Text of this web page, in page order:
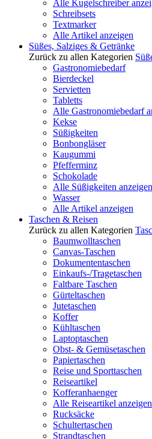
Alle Kugelschreiber
Schreibsets
Textmarker
Alle Artikel anzeigen
Süßes, Salziges & Getränke
Zurück zu allen Kategorien
Gastronomiebedarf
Bierdeckel
Servietten
Tabletts
Alle Gastronomiebedarf
Kekse
Süßigkeiten
Bonbongläser
Kaugummi
Pfefferminz
Schokolade
Alle Süßigkeiten anzeigen
Wasser
Alle Artikel anzeigen
Taschen & Reisen
Zurück zu allen Kategorien
Baumwolltaschen
Canvas-Taschen
Dokumententaschen
Einkaufs-/Tragetaschen
Faltbare Taschen
Gürteltaschen
Jutetaschen
Koffer
Kühltaschen
Laptoptaschen
Obst- & Gemüsetaschen
Papiertaschen
Reise und Sporttaschen
Reiseartikel
Kofferanhaenger
Alle Reiseartikel anzeigen
Rucksäcke
Schultertaschen
Strandtaschen